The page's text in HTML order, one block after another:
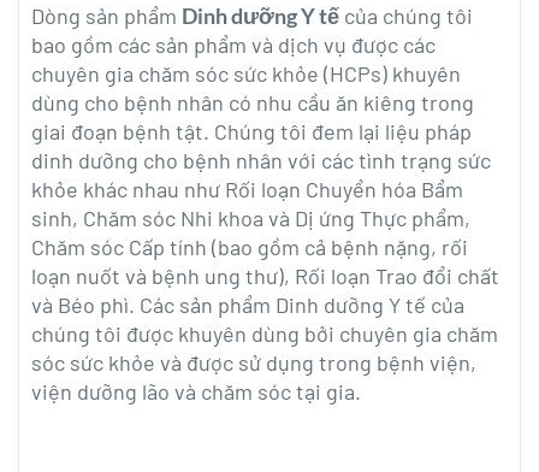
Dòng sản phẩm Dinh dưỡng Y tế của chúng tôi
bao gồm các sản phẩm và dịch vụ được các
chuyên gia chăm sóc sức khỏe (HCPs) khuyên
dùng cho bệnh nhân có nhu cầu ăn kiêng trong
giai đoạn bệnh tật. Chúng tôi đem lại liệu pháp
dinh dưỡng cho bệnh nhân với các tình trạng sức
khỏe khác nhau như Rối loạn Chuyển hóa Bẩm
sinh, Chăm sóc Nhi khoa và Dị ứng Thực phẩm,
Chăm sóc Cấp tính (bao gồm cả bệnh nặng, rối
loạn nuốt và bệnh ung thư), Rối loạn Trao đổi chất
và Béo phì. Các sản phẩm Dinh dưỡng Y tế của
chúng tôi được khuyên dùng bởi chuyên gia chăm
sóc sức khỏe và được sử dụng trong bệnh viện,
viện dưỡng lão và chăm sóc tại gia.